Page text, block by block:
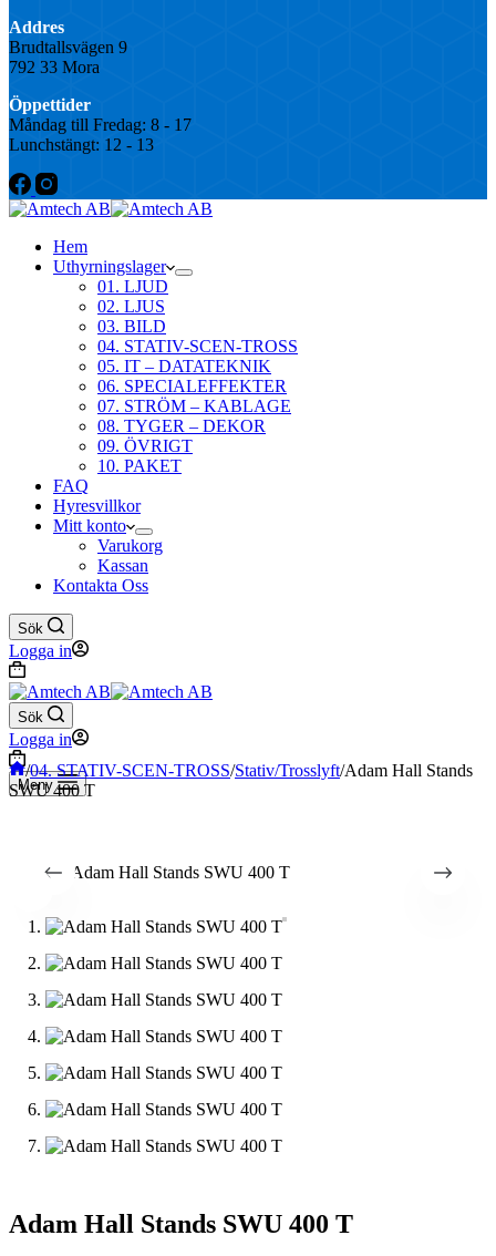
Addres
Brudtallsvägen 9
792 33 Mora
Öppettider
Måndag till Fredag: 8 - 17
Lunchstängt: 12 - 13
Hem
Uthyrningslager
01. LJUD
02. LJUS
03. BILD
04. STATIV-SCEN-TROSS
05. IT – DATATEKNIK
06. SPECIALEFFEKTER
07. STRÖM – KABLAGE
08. TYGER – DEKOR
09. ÖVRIGT
10. PAKET
FAQ
Hyresvillkor
Mitt konto
Varukorg
Kassan
Kontakta Oss
Sök
Logga in
Varukorg
Sök
Logga in
Varukorg
Meny
Hem
/04. STATIV-SCEN-TROSS/Stativ/Trosslyft/Adam Hall Stands
SWU 400 T
Adam Hall Stands SWU 400 T